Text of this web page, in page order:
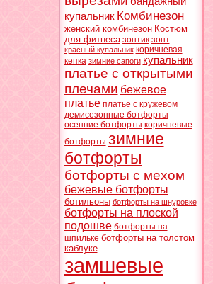
купальник Комбинезон
женский комбинезон Костюм
для фитнеса зонтик зонт
красный купальник коричневая
кепка зимние сапоги купальник
платье с открытыми
плечами бежевое
платье платье с кружевом
демисезонные ботфорты
осенние ботфорты коричневые
ботфорты зимние
ботфорты
ботфорты с мехом
бежевые ботфорты
ботильоны ботфорты на шнуровке
ботфорты на плоской
подошве ботфорты на
шпильке ботфорты на толстом
каблуке
замшевые